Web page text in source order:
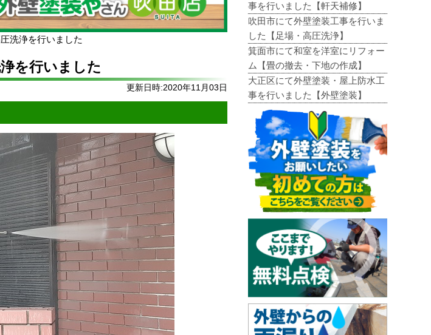
洗浄を行いました
を行いました
更新日時:2020年11月03日
事を行いました【軒天補修】
吹田市にて外壁塗装工事を行いま
した【足場・高圧洗浄】
箕面市にて和室を洋室にリフォー
ム【畳の撤去・下地の作成】
大正区にて外壁塗装・屋上防水工
事を行いました【外壁塗装】